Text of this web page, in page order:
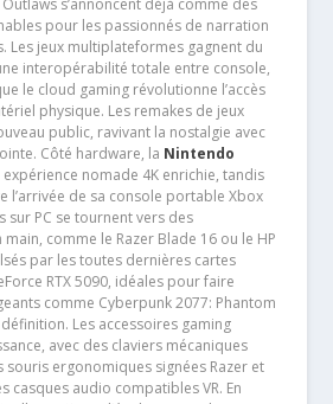
s’annoncent déjà comme des
pour les passionnés de narration
Les jeux multiplateformes gagnent du
interopérabilité totale entre console,
le cloud gaming révolutionne l’accès
physique. Les remakes de jeux
public, ravivant la nostalgie avec
Côté hardware, la Nintendo
nomade 4K enrichie, tandis
l’arrivée de sa console portable Xbox
sur PC se tournent vers des
comme le Razer Blade 16 ou le HP
par les toutes dernières cartes
RTX 5090, idéales pour faire
comme Cyberpunk 2077: Phantom
Les accessoires gaming
avec des claviers mécaniques
ergonomiques signées Razer et
casques audio compatibles VR. En